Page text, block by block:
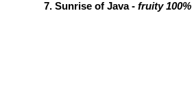
Sunrise of Java - fruity 100%